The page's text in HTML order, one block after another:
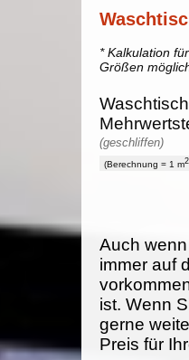
* Kalkulation
Größen
(geschliffen)
(Berechnung = 1 m2
Auch
immer auf
ist. Wenn
gerne
Preis für